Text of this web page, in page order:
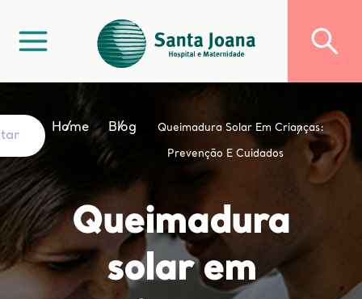
Home Blog Queimadura Solar Em Crianças:
Prevenção E Cuidados
Queimadura
solar em